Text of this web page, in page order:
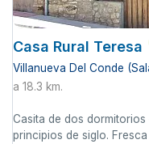
Casa Rural Teresa
Villanueva Del Conde
a 18.3 km.
Casita de dos
principios de siglo.